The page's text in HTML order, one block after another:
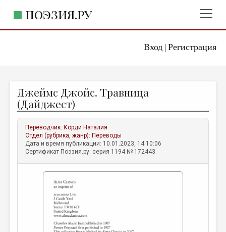
Вход| Регистрация
ПОЭЗИЯ.РУ
ЖАНРЫ
АВТОРЫ
КОММЕНТАРИИ
ЛИТСАЛОН
ПРАВИЛА САЙТА
ОТДЕЛЫ И РУБРИКИ
ИЗБРАННОЕ
Джеймс Джойс. Травница
(Дайджест)
Переводчик: Корди Наталия
Отдел (рубрика, жанр): Переводы
Дата и время публикации: 10.01.2023, 14:10:06
Сертификат Поэзия.ру: серия 1194 № 172443